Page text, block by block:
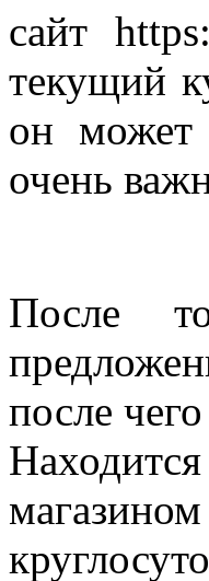
сайт
текущий
он может
очень
После
после